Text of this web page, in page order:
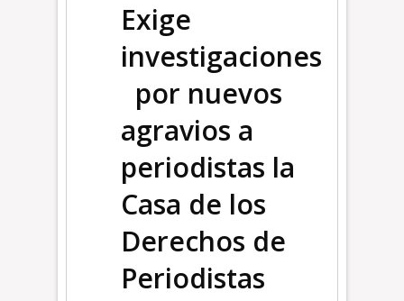
Exige
investigaciones
por nuevos
agravios a
periodistas la
Casa de los
Derechos de
Periodistas